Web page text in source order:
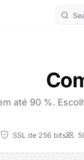
até 90 %.
SSL de 256 bits